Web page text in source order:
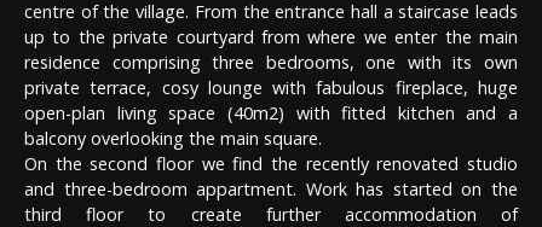
centre of the village. From the entrance hall a staircase leads
up to the private courtyard from where we enter the main
residence comprising three bedrooms, one with its own
private terrace, cosy lounge with fabulous fireplace, huge
open-plan living space (40m2) with fitted kitchen and a
balcony overlooking the main square.
On the second floor we find the recently renovated studio
and three-bedroom appartment. Work has started on the
third floor to create further accommodation of